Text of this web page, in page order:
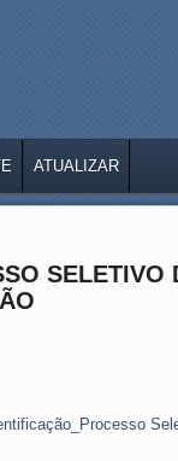
ATUALIZAR
SELETIVO